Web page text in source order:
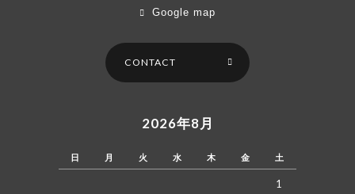
Google map
CONTACT
2026年8月
日 月 火 水 木 金 土
1